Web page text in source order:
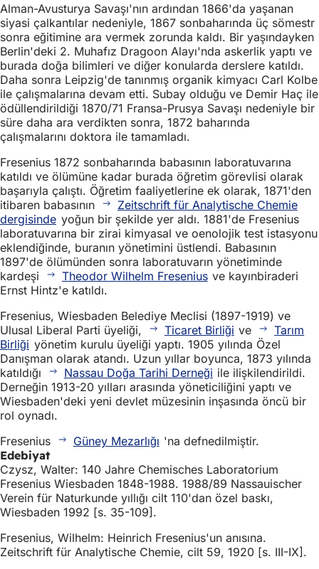
Alman-Avusturya Savaşı'nın ardından 1866'da yaşanan
siyasi çalkantılar nedeniyle, 1867 sonbaharında üç sömestr
sonra eğitimine ara vermek zorunda kaldı. Bir yaşındayken
Berlin'deki 2. Muhafız Dragoon Alayı'nda askerlik yaptı ve
burada doğa bilimleri ve diğer konularda derslere katıldı.
Daha sonra Leipzig'de tanınmış organik kimyacı Carl Kolbe
ile çalışmalarına devam etti. Subay olduğu ve Demir Haç ile
ödüllendirildiği 1870/71 Fransa-Prusya Savaşı nedeniyle bir
süre daha ara verdikten sonra, 1872 baharında
çalışmalarını doktora ile tamamladı.
Fresenius 1872 sonbaharında babasının laboratuvarına
katıldı ve ölümüne kadar burada öğretim görevlisi olarak
başarıyla çalıştı. Öğretim faaliyetlerine ek olarak, 1871'den
itibaren babasının
Zeitschrift für Analytische Chemie
dergisinde yoğun bir şekilde yer aldı. 1881'de Fresenius
laboratuvarına bir zirai kimyasal ve oenolojik test istasyonu
eklendiğinde, buranın yönetimini üstlendi. Babasının
1897'de ölümünden sonra laboratuvarın yönetiminde
kardeşi
Theodor Wilhelm Fresenius ve kayınbiraderi
Ernst Hintz'e katıldı.
Fresenius, Wiesbaden Belediye Meclisi (1897-1919) ve
Ulusal Liberal Parti üyeliği,
Ticaret Birliği ve
Tarım
Birliği yönetim kurulu üyeliği yaptı. 1905 yılında Özel
Danışman olarak atandı. Uzun yıllar boyunca, 1873 yılında
katıldığı
Nassau Doğa Tarihi Derneği ile ilişkilendirildi.
Derneğin 1913-20 yılları arasında yöneticiliğini yaptı ve
Wiesbaden'deki yeni devlet müzesinin inşasında öncü bir
rol oynadı.
Fresenius
Güney Mezarlığı 'na defnedilmiştir.
Edebiyat
Czysz, Walter: 140 Jahre Chemisches Laboratorium
Fresenius Wiesbaden 1848-1988. 1988/89 Nassauischer
Verein für Naturkunde yıllığı cilt 110'dan özel baskı,
Wiesbaden 1992 [s. 35-109].
Fresenius, Wilhelm: Heinrich Fresenius'un anısına.
Zeitschrift für Analytische Chemie, cilt 59, 1920 [s. III-IX].